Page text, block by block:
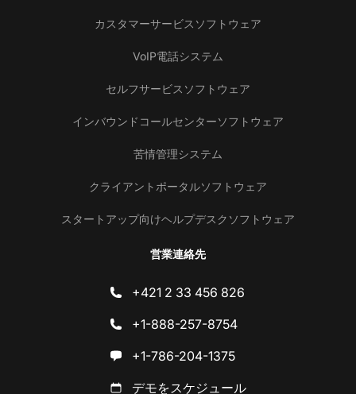
カスタマーサービスソフトウェア
VoIP電話システム
セルフサービスソフトウェア
インバウンドコールセンターソフトウェア
苦情管理システム
クライアントポータルソフトウェア
スタートアップ向けヘルプデスクソフトウェア
営業連絡先
+421 2 33 456 826
+1-888-257-8754
+1-786-204-1375
デモをスケジュール